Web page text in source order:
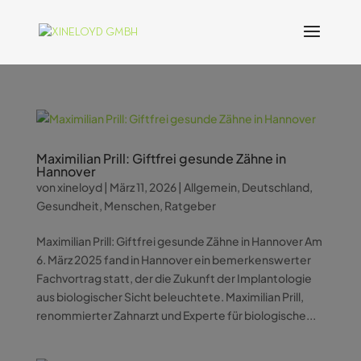
Maximilian Prill: Giftfrei gesunde Zähne in
Hannover
vonxineloyd| März 11, 2026| Allgemein, Deutschland,
Gesundheit, Menschen, Ratgeber
Maximilian Prill: Giftfrei gesunde Zähne in Hannover Am
6. März 2025 fand in Hannover ein bemerkenswerter
Fachvortrag statt, der die Zukunft der Implantologie
aus biologischer Sicht beleuchtete. Maximilian Prill,
renommierter Zahnarzt und Experte für biologische...